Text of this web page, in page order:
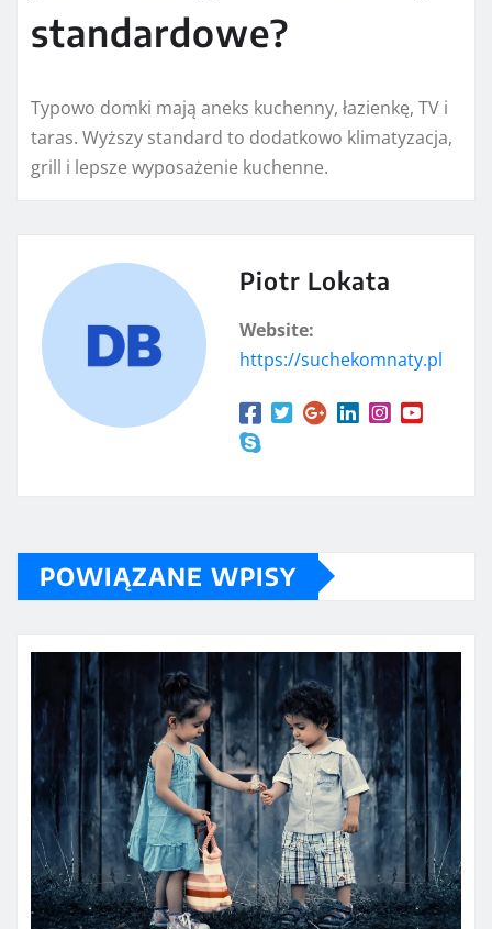
standardowe?
Typowo domki mają aneks kuchenny, łazienkę, TV i
taras. Wyższy standard to dodatkowo klimatyzacja,
grill i lepsze wyposażenie kuchenne.
Piotr Lokata
Website:
https://suchekomnaty.pl
POWIĄZANE WPISY